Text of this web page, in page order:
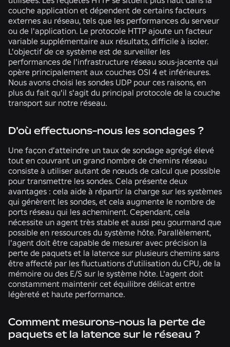
couche application et dépendent de certains facteurs
externes au réseau, tels que les performances du serveur
ou de l'application. Le protocole HTTP ajoute un facteur
variable supplémentaire aux résultats, difficile à isoler.
L'objectif de ce système est de surveiller les
performances de l'infrastructure réseau sous-jacente qui
opère principalement aux couches OSI 4 et inférieures.
Nous avons choisi les sondes UDP pour ces raisons, en
plus du fait qu'il s'agit du principal protocole de la couche
transport sur notre réseau.
D'où effectuons-nous les sondages ?
Une façon d’atteindre un taux de sondage agrégé élevé
tout en couvrant un grand nombre de chemins réseau
consiste à utiliser autant de nœuds de calcul que possible
pour transmettre les sondes. Cela présente deux
avantages : cela aide à répartir la charge sur les systèmes
qui génèrent les sondes, et cela augmente le nombre de
ports réseau qui les acheminent. Cependant, cela
nécessite un agent très stable et aussi peu gourmand que
possible en ressources du système hôte. Parallèlement,
l'agent doit être capable de mesurer avec précision la
perte de paquets et la latence sur plusieurs chemins sans
être affecté par les fluctuations d'utilisation du CPU, de la
mémoire ou des E/S sur le système hôte. L'agent doit
constamment maintenir cet équilibre délicat entre
légèreté et haute performance.
Comment mesurons-nous la perte de
paquets et la latence sur le réseau ?